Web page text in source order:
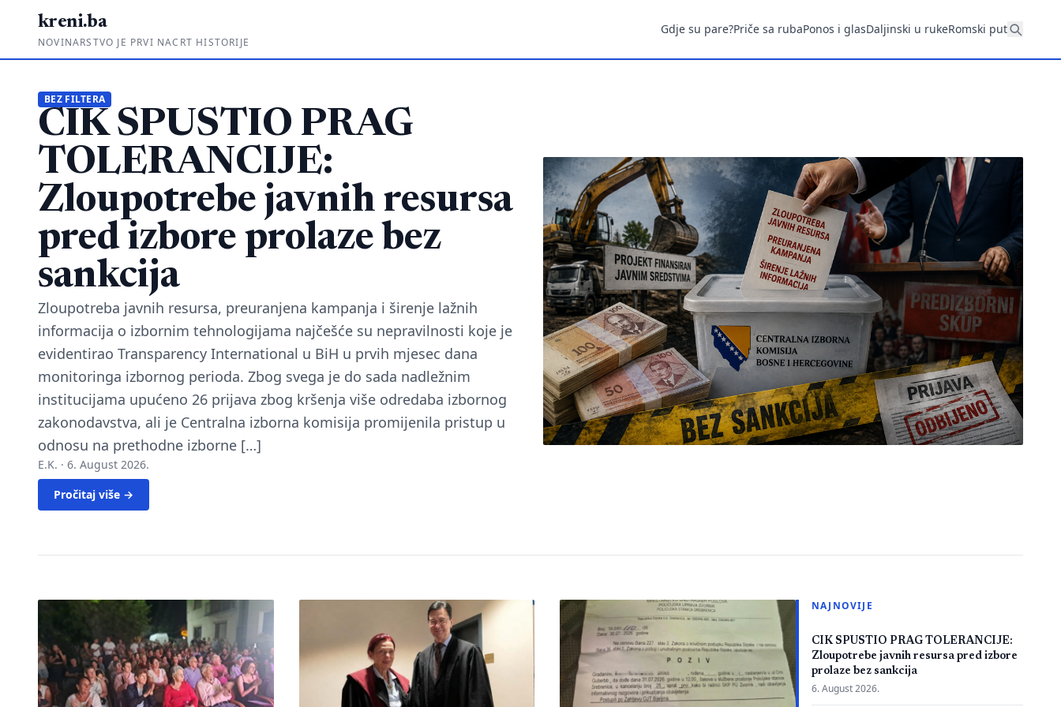
kreni.ba
NOVINARSTVO JE PRVI NACRT HISTORIJE
Gdje su pare?Priče sa rubaPonos i glasDaljinski u rukeRomski put
BEZ FILTERA
CIK SPUSTIO PRAG
TOLERANCIJE:
Zloupotrebe javnih resursa
pred izbore prolaze bez
sankcija
Zloupotreba javnih resursa, preuranjena kampanja i širenje lažnih
informacija o izbornim tehnologijama najčešće su nepravilnosti koje je
evidentirao Transparency International u BiH u prvih mjesec dana
monitoringa izbornog perioda. Zbog svega je do sada nadležnim
institucijama upućeno 26 prijava zbog kršenja više odredaba izbornog
zakonodavstva, ali je Centralna izborna komisija promijenila pristup u
odnosu na prethodne izborne […]
E.K. · 6. August 2026.
Pročitaj više →
NAJNOVIJE
CIK SPUSTIO PRAG TOLERANCIJE:
Zloupotrebe javnih resursa pred izbore
prolaze bez sankcija
6. August 2026.